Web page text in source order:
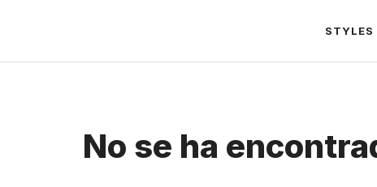
contenido
STYLES
No se ha